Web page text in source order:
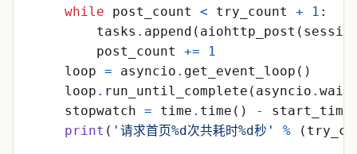
while
post_count < try_count + 1 :
tasks . append ( aiohttp_post (
post_count
+=
1
loop = asyncio . get_event_loop ( )
loop . run_until_complete ( asyncio . wait
stopwatch = time . time ( ) -
start_time
print ( ' 请求首页%d次共耗时%d秒 ' % (